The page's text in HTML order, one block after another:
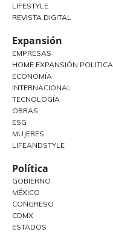
LIFESTYLE
REVISTA DIGITAL
Expansión
EMPRESAS
HOME EXPANSIÓN POLITICA
ECONOMÍA
INTERNACIONAL
TECNOLOGÍA
OBRAS
ESG
MUJERES
LIFEANDSTYLE
Política
GOBIERNO
MÉXICO
CONGRESO
CDMX
ESTADOS